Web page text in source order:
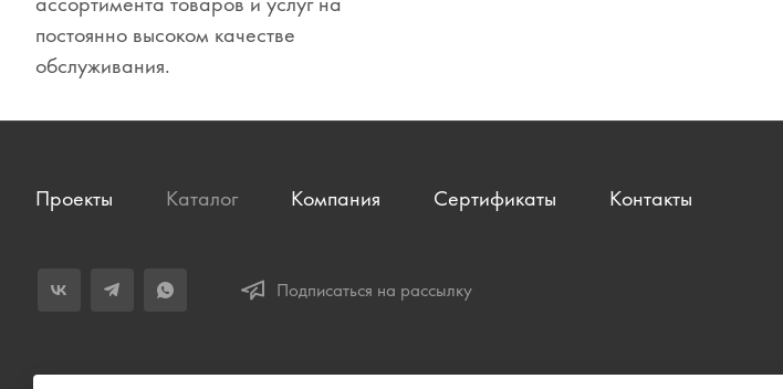
постоянно высоком качестве
обслуживания.
Проекты Каталог Компания Сертификаты Контакты
Подписаться на рассылку